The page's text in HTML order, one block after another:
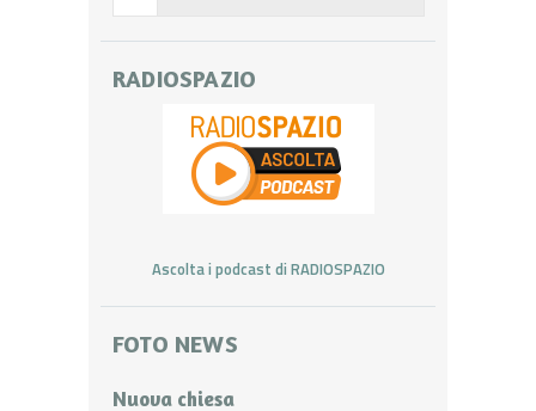
RADIOSPAZIO
Ascolta i podcast di RADIOSPAZIO
FOTO NEWS
Nuova chiesa